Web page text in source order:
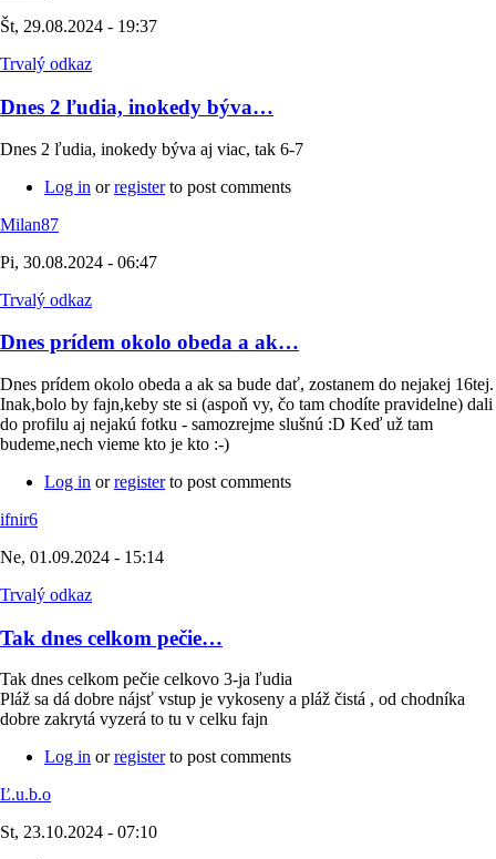
Št, 29.08.2024 - 19:37
Trvalý odkaz
Dnes 2 ľudia, inokedy býva…
Dnes 2 ľudia, inokedy býva aj viac, tak 6-7
Log in orregisterto post comments
Milan87
Pi, 30.08.2024 - 06:47
Trvalý odkaz
Dnes prídem okolo obeda a ak…
Dnes prídem okolo obeda a ak sa bude dať, zostanem do nejakej 16tej.
Inak,bolo by fajn,keby ste si (aspoň vy, čo tam chodíte pravidelne) dali
do profilu aj nejakú fotku - samozrejme slušnú :D Keď už tam
budeme,nech vieme kto je kto :-)
Log in orregisterto post comments
ifnir6
Ne, 01.09.2024 - 15:14
Trvalý odkaz
Tak dnes celkom pečie…
Tak dnes celkom pečie celkovo 3-ja ľudia
Pláž sa dá dobre nájsť vstup je vykoseny a pláž čistá , od chodníka
dobre zakrytá vyzerá to tu v celku fajn
Log in orregisterto post comments
Ľ.u.b.o
St, 23.10.2024 - 07:10